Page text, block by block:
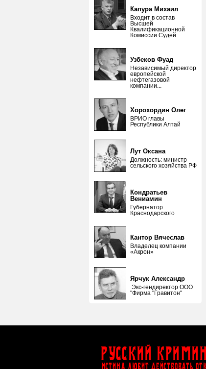
Капура Михаил
Входит в состав
Высшей
Квалификационной
Комиссии Судей
Узбеков Фуад
Независимый директор
европейской
нефтегазовой
компании...
Хорохордин Олег
ВРИО главы
Республики Алтай
Лут Оксана
Должность: министр
сельского хозяйства РФ
Кондратьев
Вениамин
Губернатор
Краснодарского
Кантор Вячеслав
Владелец компании
«Акрон»
Ярчук Александр
Экс-гендиректор ООО
"Фирма "Гравитон"
Русский
ИСТИНА ЛЮБИТ ДЕЙСТВОВАТЬ